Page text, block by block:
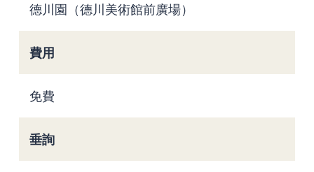
德川園（德川美術館前廣場）
費用
免費
垂詢